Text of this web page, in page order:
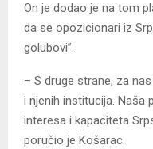
On je dodao je na tom
da se opozicionari iz
golubovi”.
– S druge strane, za
i njenih institucija. Naša
interesa i kapaciteta
poručio je Košarac.